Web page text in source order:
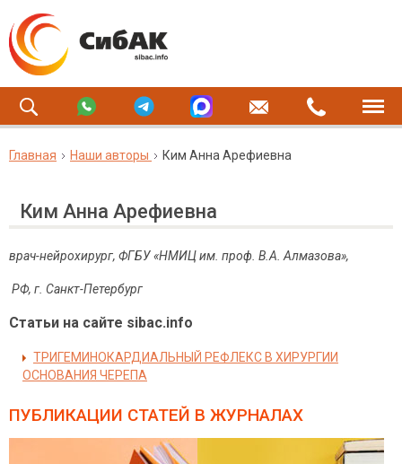
Главная Наши авторы Ким Анна Арефиевна
Ким Анна Арефиевна
врач-нейрохирург, ФГБУ «НМИЦ им. проф. В.А. Алмазова»,
РФ, г. Санкт-Петербург
Статьи на сайте sibac.info
ТРИГЕМИНОКАРДИАЛЬНЫЙ РЕФЛЕКС В ХИРУРГИИ
ОСНОВАНИЯ ЧЕРЕПА
ПУБЛИКАЦИИ СТАТЕЙ В ЖУРНАЛАХ